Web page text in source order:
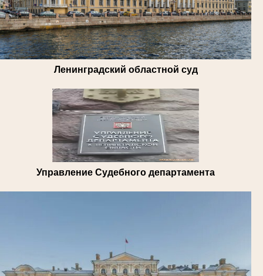
Ленинградский областной суд
Управление Судебного департамента